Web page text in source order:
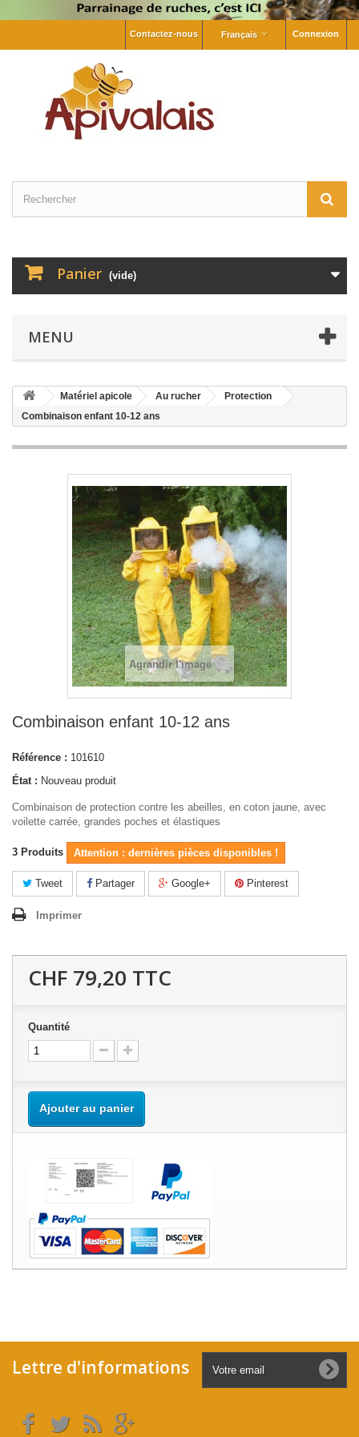
Connexion
Français
Contactez-nous
Panier (vide)
MENU
Matériel apicole Au rucher
Protection
Combinaison enfant 10-12 ans
Agrandir l'image
Combinaison enfant 10-12 ans
Référence : 101610
État : Nouveau produit
Combinaison de protection contre les abeilles, en coton jaune, avec
voilette carrée, grandes poches et élastiques
3 Produits Attention : dernières pièces disponibles !
Tweet Partager Google+ Pinterest
Imprimer
CHF 79,20 TTC
Quantité
Ajouter au panier
Lettre d'informations